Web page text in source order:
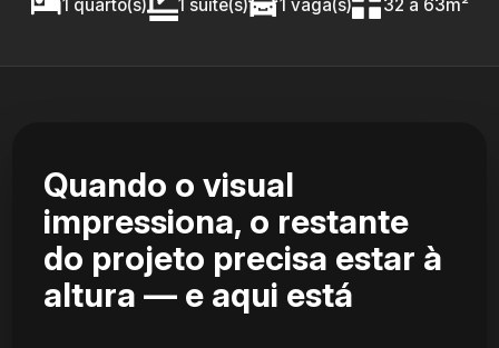
1 quarto(s) 1 suíte(s) 1 vaga(s) 32 a 63m²
Quando o visual
impressiona, o restante
do projeto precisa estar à
altura — e aqui está